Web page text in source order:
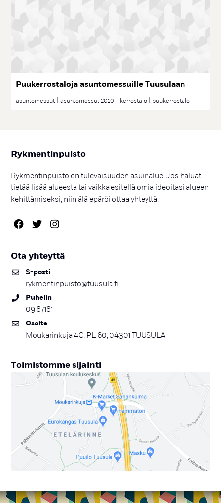
Puu­ker­ros­ta­lo­ja asun­to­mes­suil­le Tuu­su­laan
asuntomessut asuntomessut 2020 kerrostalo puukerrostalo
Ryk­men­tin­puis­to
Rykmentinpuisto on tulevaisuuden asuinalue. Jos haluat
tietää lisää alueesta tai vaikka esitellä omia ideoitasi alueen
kehittämiseksi, niin älä epäröi ottaa yhteyttä.
Ota yh­teyt­tä
S-pos­ti
rykmentinpuisto@tuusula.fi
Pu­he­lin
09 87181
Osoi­te
Moukarinkuja 4C, PL 60, 04301 TUUSULA
Toi­mis­tom­me si­jain­ti